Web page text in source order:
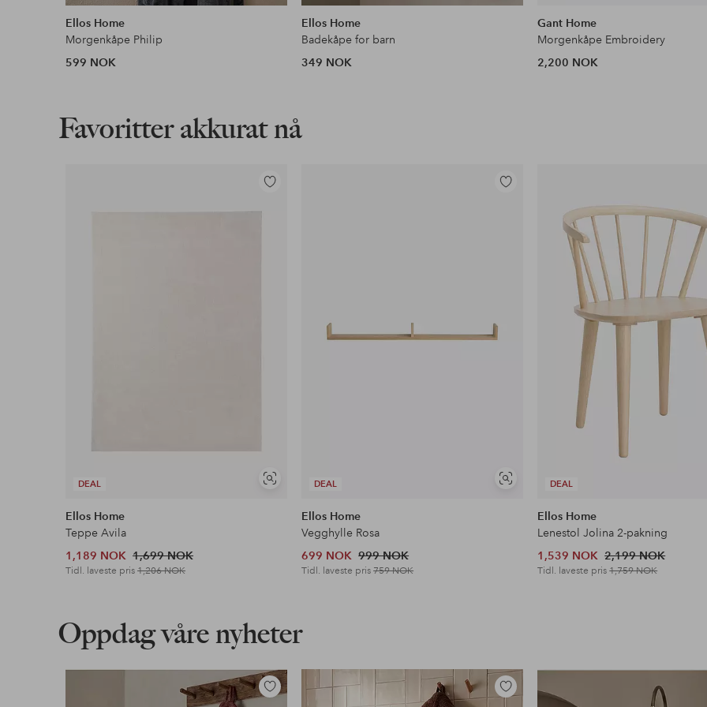
lignende
Ellos Home
Morgenkåpe Philip
599 NOK
lignende
Ellos Home
Badekåpe for barn
349 NOK
Gant Home
Morgenkåpe Embroidery
2,200 NOK
Favoritter akkurat nå
DEAL
Vis
Legg
Ellos Home
Teppe Avila
1,189 NOK 1,699 NOK
Tidl. laveste pris1,206 NOK
DEAL
Vis
Legg
Ellos Home
Vegghylle Rosa
699 NOK 999 NOK
Tidl. laveste pris759 NOK
DEAL
Ellos Home
Lenestol Jolina 2-pakning
1,539 NOK 2,199 NOK
Tidl. laveste pris1,759 NOK
Oppdag våre nyheter
Legg
Legg